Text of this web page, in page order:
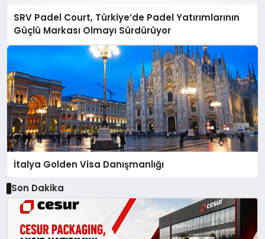
SRV Padel Court, Türkiye’de Padel Yatırımlarının
Güçlü Markası Olmayı Sürdürüyor
İtalya Golden Visa Danışmanlığı
Son Dakika